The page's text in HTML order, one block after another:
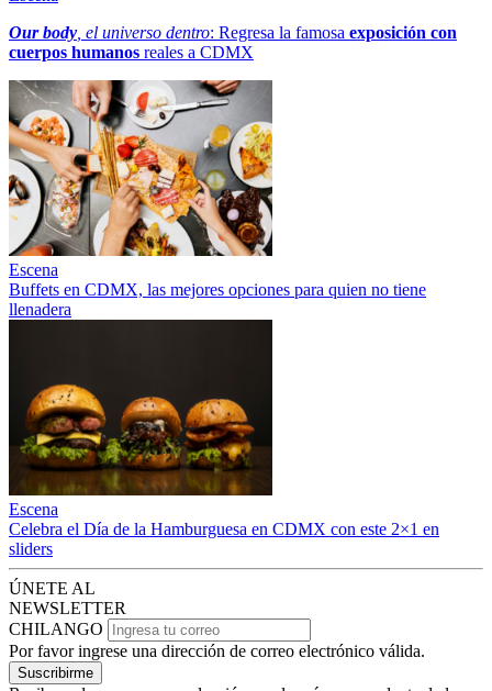
Our body , el universo dentro: Regresa la famosa exposición con
cuerpos humanos reales a CDMX
Escena
Buffets en CDMX, las mejores opciones para quien no tiene
llenadera
Escena
Celebra el Día de la Hamburguesa en CDMX con este 2×1 en
sliders
ÚNETE AL
NEWSLETTER
CHILANGO
Por favor ingrese una dirección de correo electrónico válida.
Suscribirme